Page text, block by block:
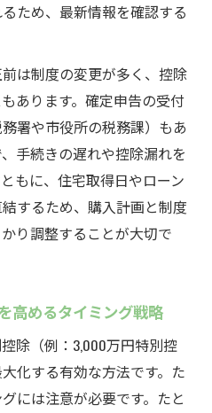
ため、最新情報を確認する
は制度の変更が多く、控除
あります。確定申告の受付
署や市役所の税務課）もあ
手続きの遅れや控除漏れを
もに、住宅取得日やローン
するため、購入計画と制度
り調整することが大切で
高めるタイミング戦略
除（例：3,000万円特別控
化する有効な方法です。た
には注意が必要です。たと